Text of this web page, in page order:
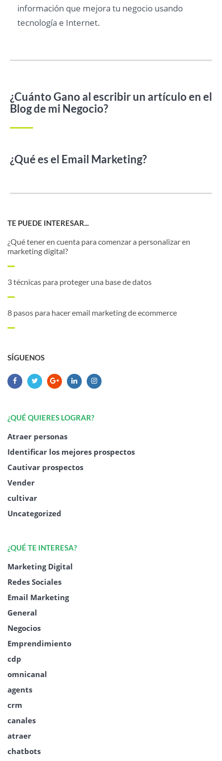
información que mejora tu negocio usando
tecnología e Internet.
¿Cuánto Gano al escribir un artículo en el
Blog de mi Negocio?
¿Qué es el Email Marketing?
TE PUEDE INTERESAR...
¿Qué tener en cuenta para comenzar a personalizar en
marketing digital?
3 técnicas para proteger una base de datos
8 pasos para hacer email marketing de ecommerce
SÍGUENOS
¿QUÉ QUIERES LOGRAR?
Atraer personas
Identificar los mejores prospectos
Cautivar prospectos
Vender
cultivar
Uncategorized
¿QUÉ TE INTERESA?
Marketing Digital
Redes Sociales
Email Marketing
General
Negocios
Emprendimiento
cdp
omnicanal
agents
crm
canales
atraer
chatbots